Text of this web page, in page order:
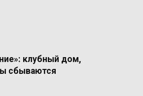
клубный дом,
сбываются